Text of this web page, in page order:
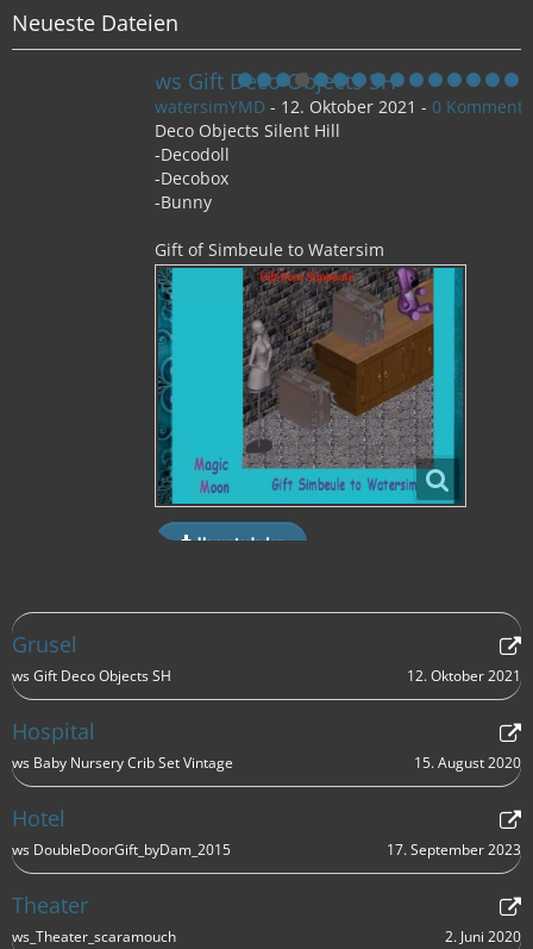
Neueste Dateien
ws Gift Deco Objects SH
12. Oktober 2021-0 Kommentare
Deco Objects Silent Hill
Gift of Simbeule to Watersim
Grusel
ws Gift Deco Objects SH 12. Oktober 2021
Hospital
ws Baby Nursery Crib Set Vintage 15. August 2020
Hotel
ws DoubleDoorGift_byDam_2015 17. September 2023
Theater
ws_Theater_scaramouch 2. Juni 2020